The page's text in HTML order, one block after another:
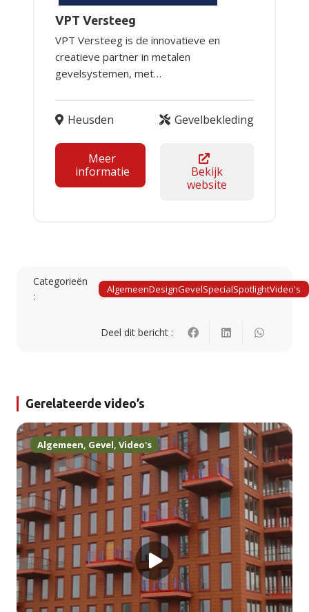
VPT Versteeg
VPT Versteeg is de innovatieve en
creatieve partner in metalen
gevelsystemen, met…
Heusden Gevelbekleding
Meer
informatie
Bekijk
website
Categorieën
:
AlgemeenDesignGevelSpecialSpotlightVideo's
Deel dit bericht :
Gerelateerde video’s
Algemeen, Gevel, Video's